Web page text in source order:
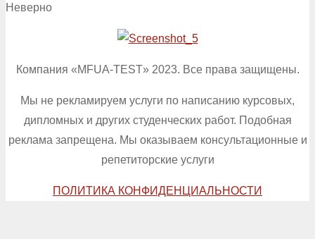
Неверно
Компания «MFUA-TEST» 2023. Все права защищены.
Мы не рекламируем услуги по написанию курсовых,
дипломных и других студенческих работ. Подобная
реклама запрещена. Мы оказываем консультационные и
репетиторские услуги
ПОЛИТИКА КОНФИДЕНЦИАЛЬНОСТИ